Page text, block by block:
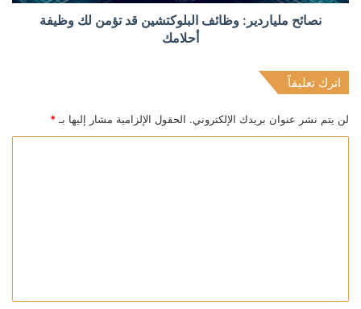
نصائح ملياردير: وظائف البلوكتشين قد تؤمن لك وظيفة
أحلامك
اترك تعليقاً
لن يتم نشر عنوان بريدك الإلكتروني. الحقول الإلزامية مشار إليها بـ *